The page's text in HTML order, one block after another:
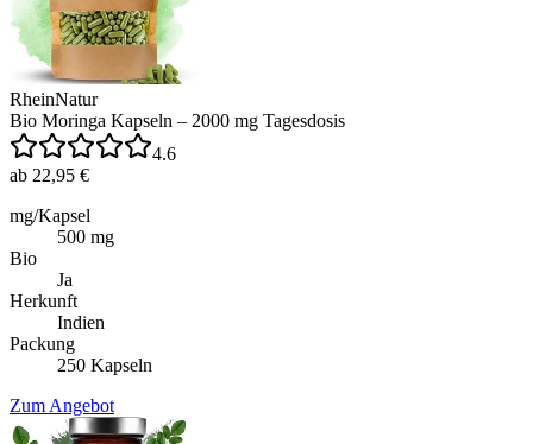
RheinNatur
Bio Moringa Kapseln – 2000 mg Tagesdosis
4.6
ab 22,95 €
mg/Kapsel
500 mg
Bio
Ja
Herkunft
Indien
Packung
250 Kapseln
Zum Angebot